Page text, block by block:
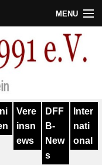
MENU
Vere
insn
ews
DFF
B-
New
s
Inter
nati
onal